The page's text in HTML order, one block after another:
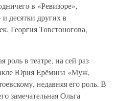
в «Ревизоре»,
десятки других в
Георгия Товстоногова,
роль в театре, на сей раз
Юрия Ерёмина «Муж,
недавняя его роль. В
замечательная Ольга